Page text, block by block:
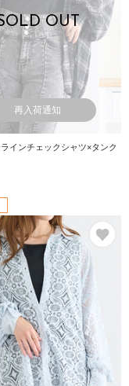
OUT
再入荷通知
インチェックシャツ×タンク